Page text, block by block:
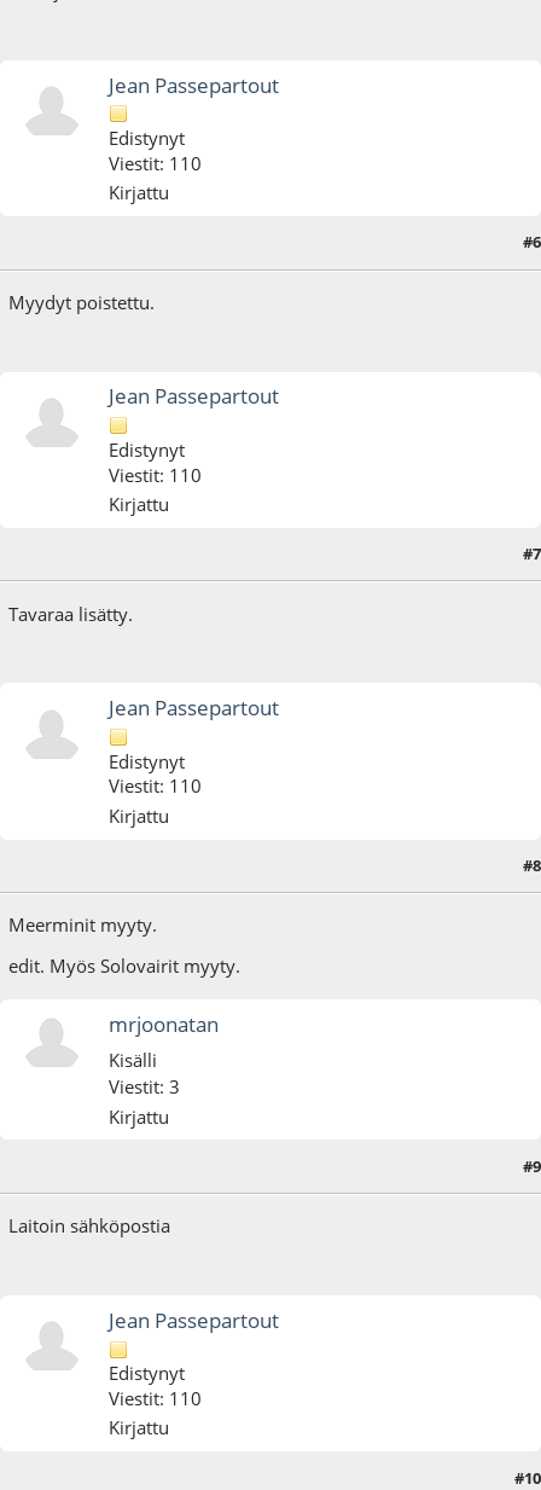
Jean Passepartout
Edistynyt
Viestit: 110
Kirjattu
#6
Myydyt poistettu.
Jean Passepartout
Edistynyt
Viestit: 110
Kirjattu
#7
Tavaraa lisätty.
Jean Passepartout
Edistynyt
Viestit: 110
Kirjattu
#8
Meerminit myyty.
edit. Myös Solovairit myyty.
mrjoonatan
Kisälli
Viestit: 3
Kirjattu
#9
Laitoin sähköpostia
Jean Passepartout
Edistynyt
Viestit: 110
Kirjattu
#10